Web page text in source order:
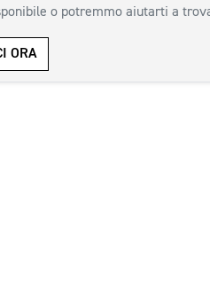
o potremmo aiutarti a
ORA